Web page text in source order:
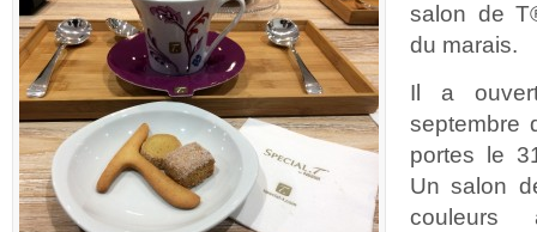
salon de
du marais.
Il a
septembre
portes le
Un salon
couleurs